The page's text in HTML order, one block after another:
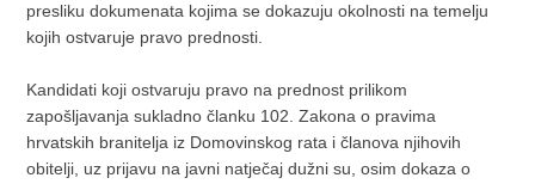
presliku dokumenata kojima se dokazuju okolnosti na temelju
kojih ostvaruje pravo prednosti.
Kandidati koji ostvaruju pravo na prednost prilikom
zapošljavanja sukladno članku 102. Zakona o pravima
hrvatskih branitelja iz Domovinskog rata i članova njihovih
obitelji, uz prijavu na javni natječaj dužni su, osim dokaza o